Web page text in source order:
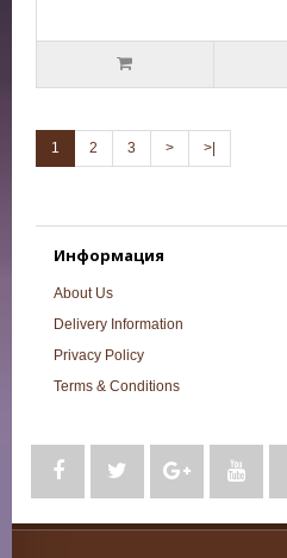
1 2 3 > >|
Информация
About Us
Delivery Information
Privacy Policy
Terms & Conditions